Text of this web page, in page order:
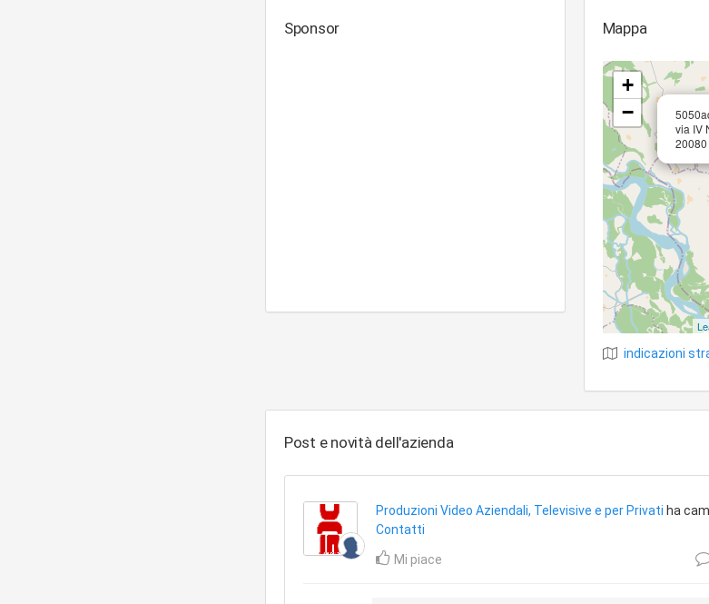
Sponsor Mappa
via IV
+
−
indicazioni
Post e novità dell'azienda
Produzioni Video Aziendali, Televisive e per Privati ha
Contatti
Mi piace